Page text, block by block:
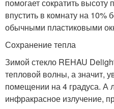
помогает сократить высоту
впустить в комнату на 10%
обычными пластиковыми
Сохранение тепла
Зимой стекло REHAU
тепловой волны, а значит,
помещении на 4 градуса. А
инфракрасное излучение,